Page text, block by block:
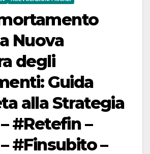
Nuova
degli
Guida
alla Strategia
#Retefin –
#Finsubito –